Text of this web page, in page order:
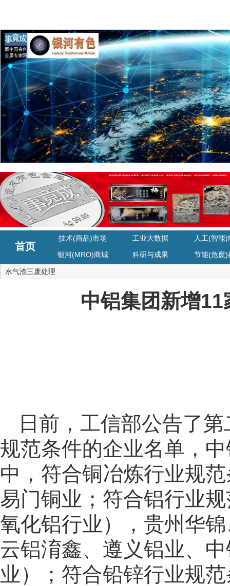
首页
技术(商品)市场 工业大数据
人工(智能)
银河(MRO)商城
科研与成果 节能(危废)
水气渣三废处理
中铝集团新增
日前，工信部公告了
规范条件的企业名单，
中，符合铜冶炼行业规
易门铜业；符合铝行业
氧化铝行业），贵州华
云铝淯鑫、遵义铝业、
业）；符合铅锌行业规